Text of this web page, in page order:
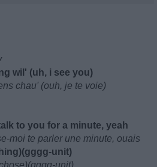
wil' (uh, i see you)
chau' (ouh, je te voie)
to you for a minute, yeah
moi te parler une minute, ouais
unit)
unit)